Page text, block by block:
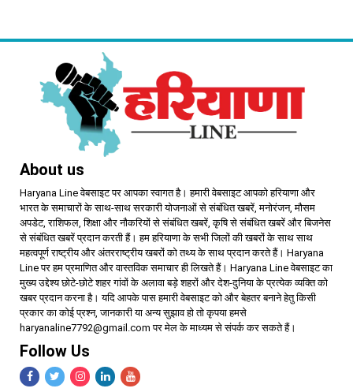
About us
Haryana Line वेबसाइट पर आपका स्वागत है। हमारी वेबसाइट आपको हरियाणा और
भारत के समाचारों के साथ-साथ सरकारी योजनाओं से संबंधित खबरें, मनोरंजन, मौसम
अपडेट, राशिफल, शिक्षा और नौकरियों से संबंधित खबरें, कृषि से संबंधित खबरें और बिजनेस
से संबंधित खबरें प्रदान करती हैं। हम हरियाणा के सभी जिलों की खबरों के साथ साथ
महत्वपूर्ण राष्ट्रीय और अंतरराष्ट्रीय खबरों को तथ्य के साथ प्रदान करते हैं। Haryana
Line पर हम प्रमाणित और वास्तविक समाचार ही लिखते हैं। Haryana Line वेबसाइट का
मुख्य उद्देश्य छोटे-छोटे शहर गांवों के अलावा बड़े शहरों और देश-दुनिया के प्रत्येक व्यक्ति को
खबर प्रदान करना है। यदि आपके पास हमारी वेबसाइट को और बेहतर बनाने हेतु किसी
प्रकार का कोई प्रश्न, जानकारी या अन्य सुझाव हो तो कृपया हमसे
haryanaline7792@gmail.com पर मेल के माध्यम से संपर्क कर सकते हैं।
Follow Us